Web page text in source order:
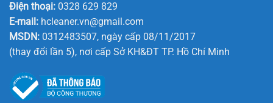
Điện thoại: 0328 629 829
E-mail: hcleaner.vn@gmail.com
MSDN: 0312483507, ngày cấp 08/11/2017
(thay đổi lần 5), nơi cấp Sở KH&ĐT TP. Hồ Chí Minh